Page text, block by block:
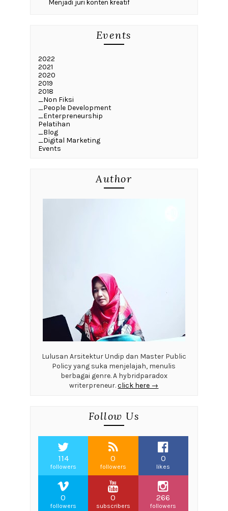
Menjadi juri konten kreatif
Events
2022
2021
2020
2019
2018
_Non Fiksi
_People Development
_Enterpreneurship
Pelatihan
_Blog
_Digital Marketing
Events
Author
Lulusan Arsitektur Undip dan Master Public
Policy yang suka menjelajah, menulis
berbagai genre. A hybridparadox
writerpreneur.click here →
Follow Us
114
followers
0
followers
0
likes
0
followers
0
subscribers
266
followers